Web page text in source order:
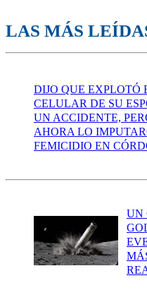
LAS MÁS
DIJO QUE EXPLOTÓ
CELULAR DE SU
UN ACCIDENTE,
AHORA LO
FEMICIDIO EN
UN